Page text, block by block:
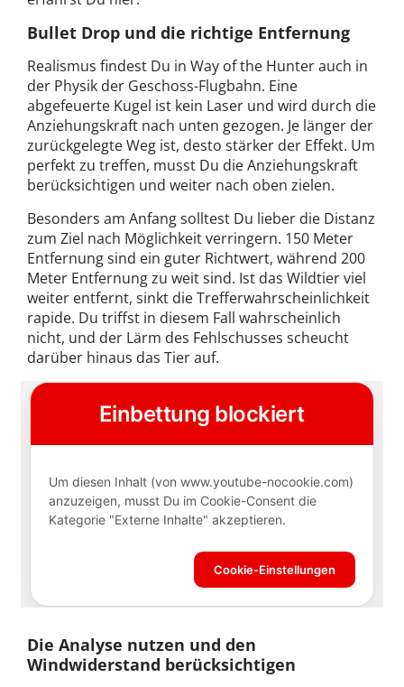
Bullet Drop und die richtige Entfernung
Realismus findest Du in Way of the Hunter auch in
der Physik der Geschoss-Flugbahn. Eine
abgefeuerte Kugel ist kein Laser und wird durch die
Anziehungskraft nach unten gezogen. Je länger der
zurückgelegte Weg ist, desto stärker der Effekt. Um
perfekt zu treffen, musst Du die Anziehungskraft
berücksichtigen und weiter nach oben zielen.
Besonders am Anfang solltest Du lieber die Distanz
zum Ziel nach Möglichkeit verringern. 150 Meter
Entfernung sind ein guter Richtwert, während 200
Meter Entfernung zu weit sind. Ist das Wildtier viel
weiter entfernt, sinkt die Trefferwahrscheinlichkeit
rapide. Du triffst in diesem Fall wahrscheinlich
nicht, und der Lärm des Fehlschusses scheucht
darüber hinaus das Tier auf.
Die Analyse nutzen und den
Windwiderstand berücksichtigen